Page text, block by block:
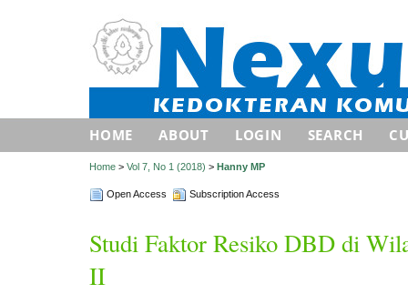
HOME ABOUT LOGIN SEARCH
Home > Vol 7, No 1 (2018) > Hanny MP
Open Access Subscription Access
Studi Faktor Resiko DBD di
II